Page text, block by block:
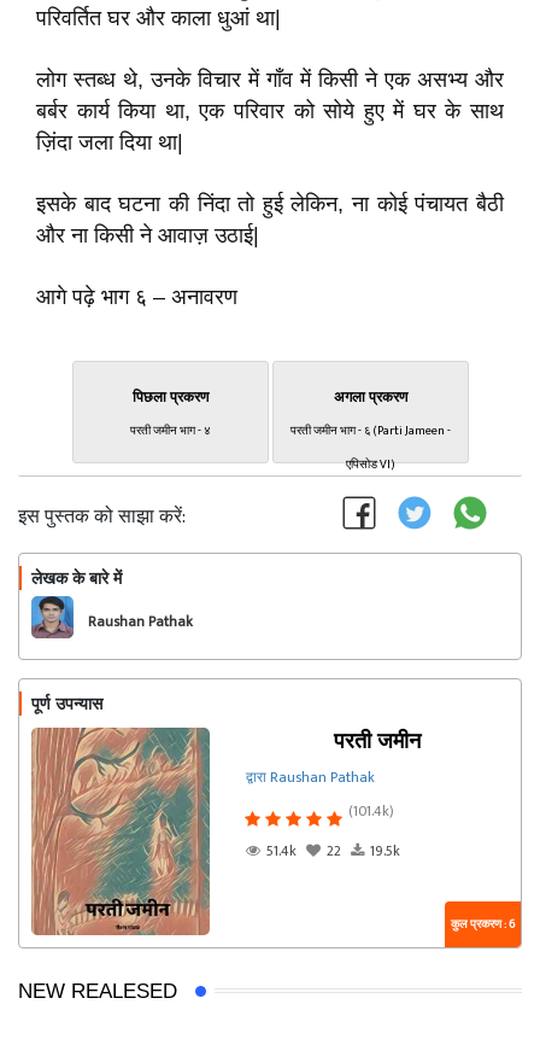
परिवर्तित घर और काला धुआं था|
लोग स्तब्ध थे,उनके विचार में गॉंव में किसी ने एक असभ्य और
बर्बर कार्य किया था,एक परिवार को सोये हुए में घर के साथ
ज़िंदा जला दिया था|
इसके बाद घटना की निंदा तो हुई लेकिन,ना कोई पंचायत बैठी
और ना किसी ने आवाज़ उठाई|
आगे पढ़े भाग ६ – अनावरण
पिछला प्रकरण
परती जमीन भाग - ४
अगला प्रकरण
परती जमीन भाग - ६ (Parti Jameen -
एपिसोड VI)
इस पुस्तक को साझा करें:
लेखक के बारे में
Raushan Pathak
पूर्ण उपन्यास
परती जमीन
द्वारा Raushan Pathak
(101.4k)
51.4k
22 19.5k
कुल प्रकरण : 6
NEW REALESED